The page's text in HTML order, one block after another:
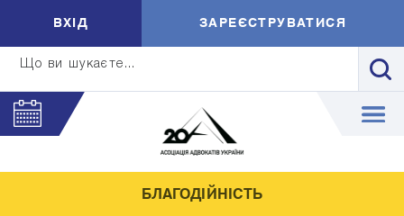
Що ви шукаєте...
ВXIД ЗАРЕЄСТРУВАТИСЯ
БЛАГОДІЙНІСТЬ